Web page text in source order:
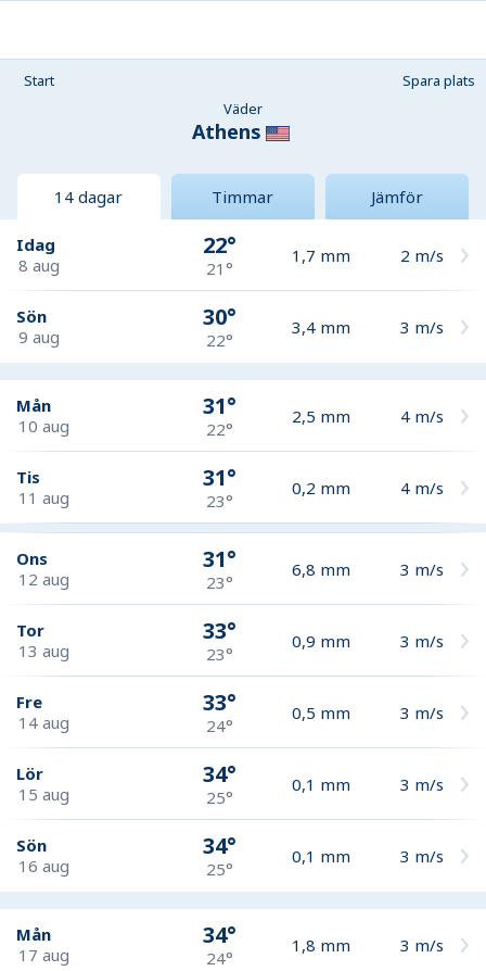
Start
Spara plats
Väder
Athens
14 dagar Timmar Jämför
Idag
8 aug
22°
21°
1,7 mm 2 m/s
Sön
9 aug
30°
22°
3,4 mm 3 m/s
Mån
10 aug
31°
22°
2,5 mm 4 m/s
Tis
11 aug
31°
23°
0,2 mm 4 m/s
Ons
12 aug
31°
23°
6,8 mm 3 m/s
Tor
13 aug
33°
23°
0,9 mm 3 m/s
Fre
14 aug
33°
24°
0,5 mm 3 m/s
Lör
15 aug
34°
25°
0,1 mm 3 m/s
Sön
16 aug
34°
25°
0,1 mm 3 m/s
Mån
17 aug
34°
24°
1,8 mm 3 m/s